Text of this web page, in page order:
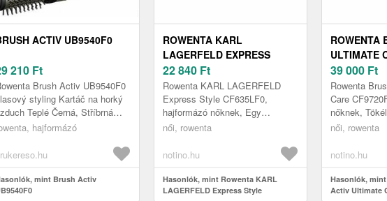
ACTIV UB9540F0
210 Ft
Brush Activ UB9540F0
styling Kartáč na horký
Teplé Černá, Stříbrná
W Vstupní střídavé napětí
hajformázó
mint Brush Activ
ROWENTA KARL
LAGERFELD EXPRESS
STYLE CF635LF0
MELEGLEVEGŐS
HAJFORMÁZÓ KEFE
22 840 Ft
Rowenta KARL LAGERFELD
Express Style CF635LF0,
hajformázó nőknek, Egy
forrólevegős kefe, amely
alatt megbirkózik Tö...
női, rowenta
notino.hu
Hasonlók, mint Rowenta KARL
LAGERFELD Express Style
ROWENTA
ULTIMATE
39 000 Ft
Rowenta
Care
nőknek,
akárcsak épp
mindennapi...
női, rowenta
notino.hu
Hasonlók,
Activ Ultimate